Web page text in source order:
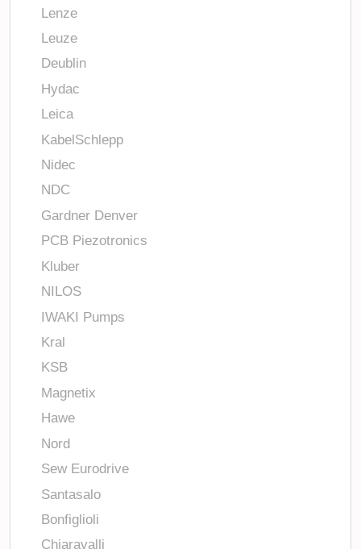
Lenze
Leuze
Deublin
Hydac
Leica
KabelSchlepp
Nidec
NDC
Gardner Denver
PCB Piezotronics
Kluber
NILOS
IWAKI Pumps
Kral
KSB
Magnetix
Hawe
Nord
Sew Eurodrive
Santasalo
Bonfiglioli
Chiaravalli